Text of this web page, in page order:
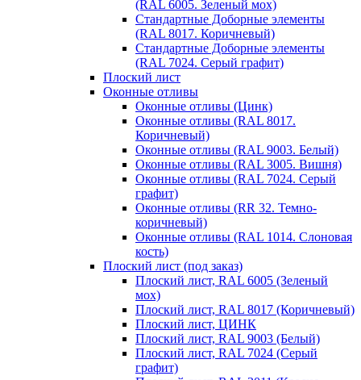
(RAL 6005. Зеленый мох)
Стандартные Доборные элементы
(RAL 8017. Коричневый)
Стандартные Доборные элементы
(RAL 7024. Серый графит)
Плоский лист
Оконные отливы
Оконные отливы (Цинк)
Оконные отливы (RAL 8017.
Коричневый)
Оконные отливы (RAL 9003. Белый)
Оконные отливы (RAL 3005. Вишня)
Оконные отливы (RAL 7024. Серый
графит)
Оконные отливы (RR 32. Темно-
коричневый)
Оконные отливы (RAL 1014. Слоновая
кость)
Плоский лист (под заказ)
Плоский лист, RAL 6005 (Зеленый
мох)
Плоский лист, RAL 8017 (Коричневый)
Плоский лист, ЦИНК
Плоский лист, RAL 9003 (Белый)
Плоский лист, RAL 7024 (Серый
графит)